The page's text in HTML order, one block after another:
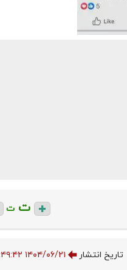
ت ت
تاریخ انتشار ۱۴۰۴/۰۶/۲۱ ۱۰:۴۹:۴۲